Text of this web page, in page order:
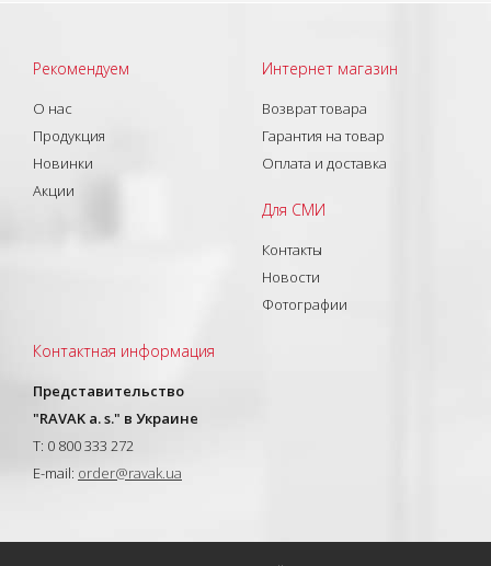
Рекомендуем
О нас
Продукция
Новинки
Акции
Интернет магазин
Возврат товара
Гарантия на товар
Оплата и доставка
Для СМИ
Контакты
Новости
Фотографии
Контактная информация
Представительство
"RAVAK a. s." в Украине
T: 0 800 333 272
E-mail: order@ravak.ua